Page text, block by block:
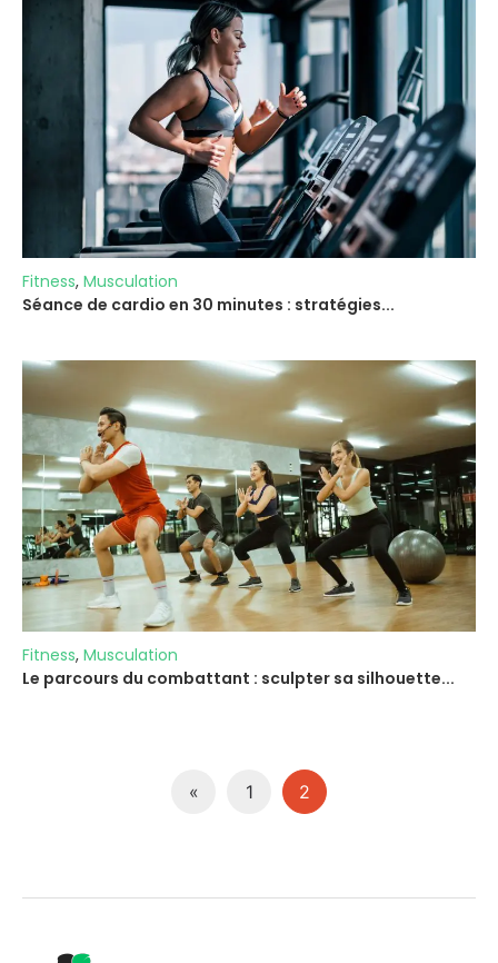
Fitness, Musculation
Séance de cardio en 30 minutes : stratégies...
Fitness, Musculation
Le parcours du combattant : sculpter sa silhouette...
« 1 2